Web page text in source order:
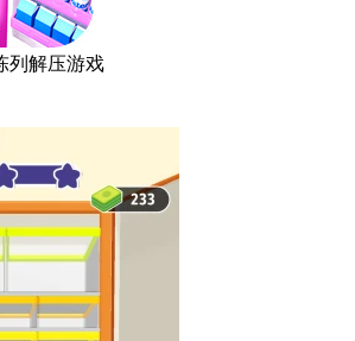
列解压游戏